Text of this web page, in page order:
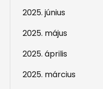
2025. június
2025. május
2025. április
2025. március